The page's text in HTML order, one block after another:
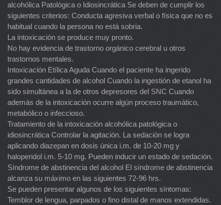
alcohólica Patológica o Idiosincrática Se deben de cumplir los
siguientes criterios: Conducta agresiva verbal o física que no es
habitual cuando la persona no está sobria.
La intoxicación se produce muy pronto.
No hay evidencia de trastorno orgánico cerebral u otros
trastornos mentales.
Intoxicación Etílica Aguda Cuando el paciente ha ingerido
grandes cantidades de alcohol Cuando la ingestión de etanol ha
sido simultánea a la de otros depresores del SNC Cuando
además de la intoxicación ocurre algún proceso traumático,
metabólico o infeccioso.
Tratamiento de la intoxicación alcohólica patológica o
idiosincrática Controlar la agitación. La sedación se logra
aplicando diazepan en dosis única i.m. de 10-20 mg y
haloperidol i.m. 5-10 mg. Pueden inducir un estado de sedación.
Síndrome de abstinencia del alcohol El síndrome de abstinencia
alcanza su máximo en las siguientes 72-96 hrs.
Se pueden presentar algunos de los siguientes síntomas:
Temblor de lengua, parpados o fino distal de manos extendidas.